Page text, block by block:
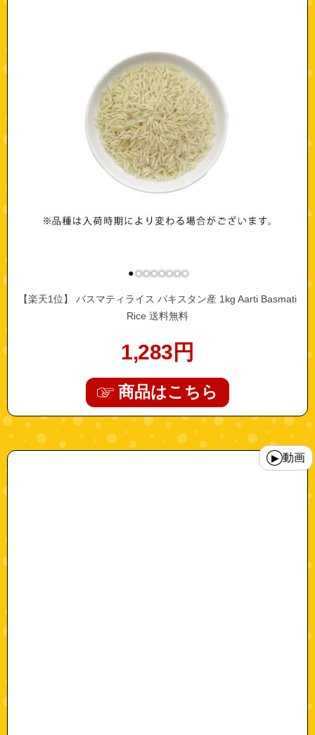
●●●●●●●●
【楽天1位】 バスマティライス パキスタン産 1kg Aarti Basmati
Rice 送料無料
1,283 円
商品はこちら
"10000804"
▶ 動画